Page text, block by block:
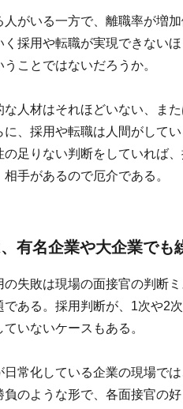
人がいる一方で、離職率が増
く採用や転職が実現できない
ことではないだろうか。
人材はそれほどいない、ま
に、採用や転職は人間がして
の足りない判断をしていれば
手があるので厄介である。
有名企業や大企業でも
の失敗は現場の面接官の判断
である。採用判断が、1次や2
いないケースもある。
常化している企業の現場で
負のような形で、各面接官の